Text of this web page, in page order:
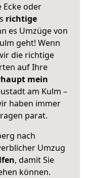
Ecke oder
richtige
es Umzüge von
geht! Wenn
die richtige
auf Ihre
mein
am Kulm –
haben immer
parat.
nach
Umzug
, damit Sie
können.